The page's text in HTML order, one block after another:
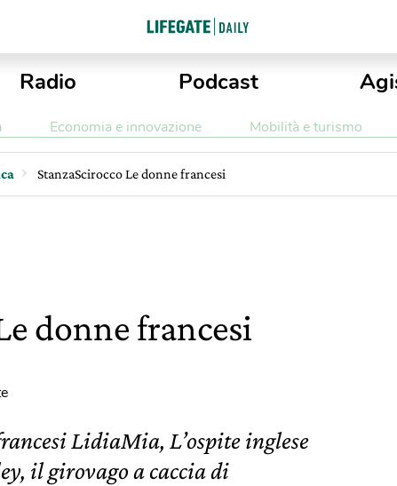
Radio Podcast
Economia e innovazione Mobilità e turismo
StanzaScirocco Le donne francesi
donne francesi
LidiaMia, L’ospite inglese
il girovago a caccia di